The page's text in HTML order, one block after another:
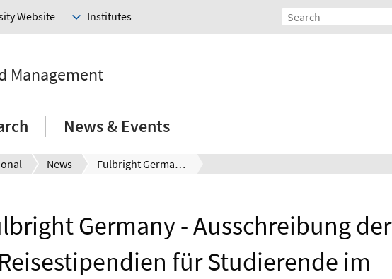
Website Institutes
Management
News & Events
News Fulbright Germany - Ausschreibung der Reisestipendien für Studierende im akademischen Jahr 2024-25
Germany - Ausschreibung der
Reisestipendien für Studierende im